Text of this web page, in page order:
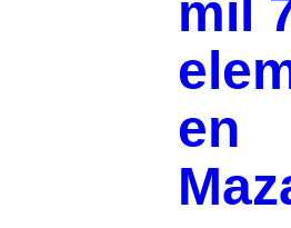
mil
en